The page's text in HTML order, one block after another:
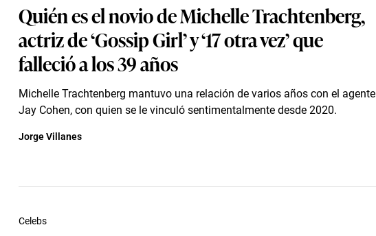
Quién es el novio de Michelle Trachtenberg,
actriz de ‘Gossip Girl’ y ‘17 otra vez’ que
falleció a los 39 años
Michelle Trachtenberg mantuvo una relación de varios años con el agente
Jay Cohen, con quien se le vinculó sentimentalmente desde 2020.
Jorge Villanes
Celebs